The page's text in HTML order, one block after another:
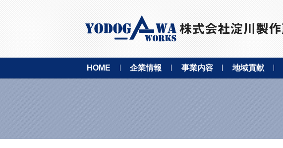
HOME 企業情報 事業内容 地域貢献